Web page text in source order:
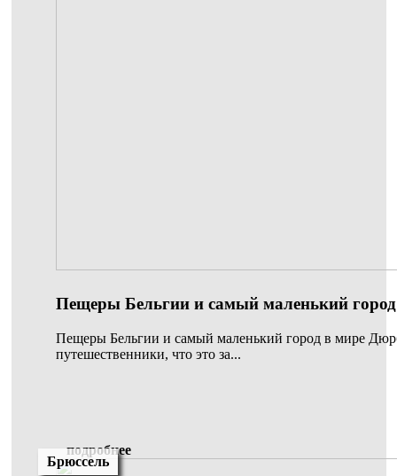
Пещеры Бельгии и самый маленький
Пещеры Бельгии и самый маленький город в мире
путешественники, что это за...
подробнее
Брюссель